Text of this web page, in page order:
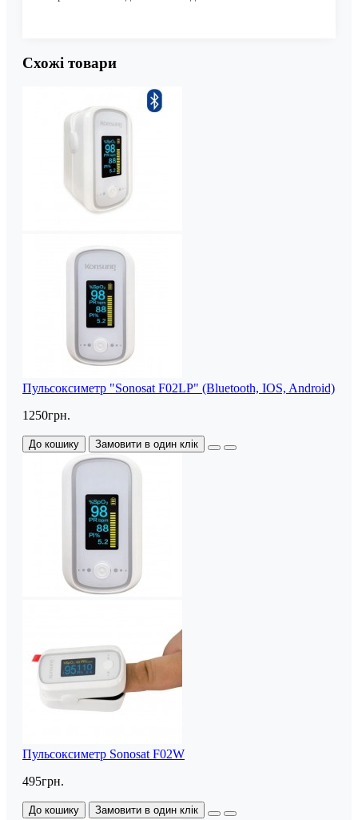
Схожі товари
Пульсоксиметр "Sonosat F02LP" (Bluetooth, IOS, Android)
1250грн.
До кошику Замовити в один клік
Пульсоксиметр Sonosat F02W
495грн.
До кошику Замовити в один клік